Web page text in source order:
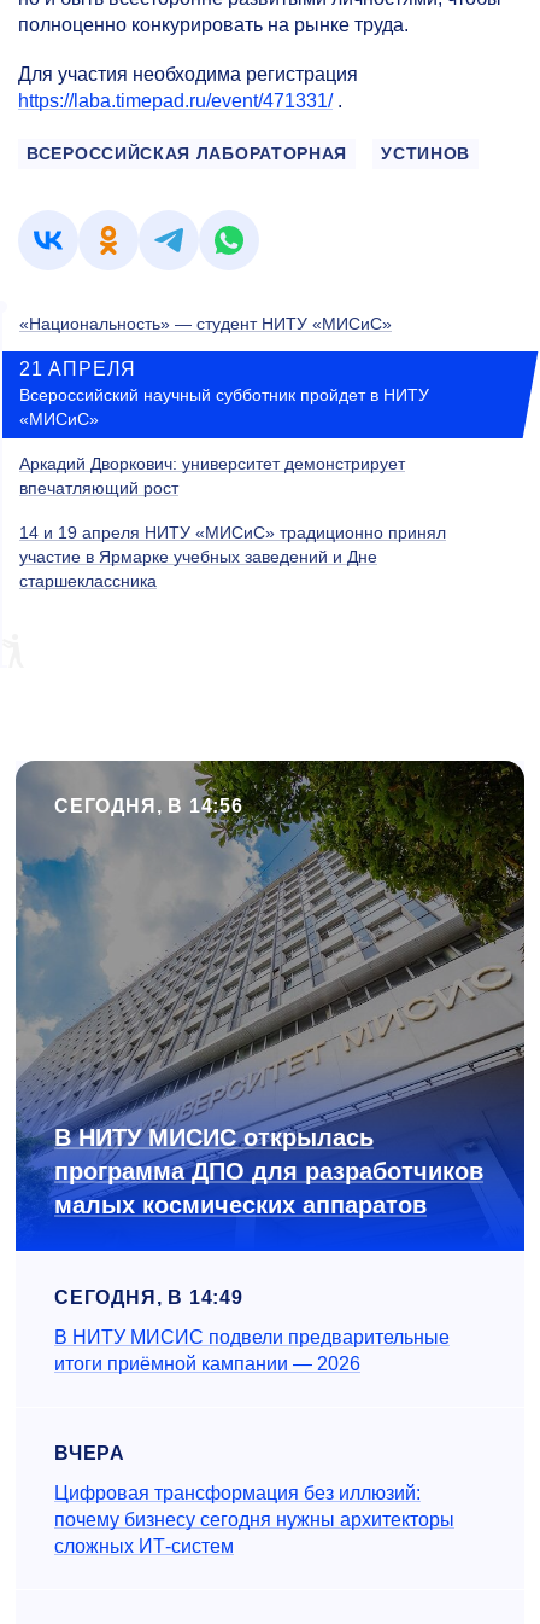
полноценно конкурировать на рынке труда.
Для участия необходима регистрация
https://laba.timepad.ru/event/471331/.
ВСЕРОССИЙСКАЯ ЛАБОРАТОРНАЯ УСТИНОВ
«Национальность» — студент НИТУ «МИСиС»
21 АПРЕЛЯ
Всероссийский научный субботник пройдет в НИТУ
«МИСиС»
Аркадий Дворкович: университет демонстрирует
впечатляющий рост
14 и 19 апреля НИТУ «МИСиС» традиционно принял
участие в Ярмарке учебных заведений и Дне
старшеклассника
СЕГОДНЯ, В 14:56
В НИТУ МИСИС открылась
программа ДПО для разработчиков
малых космических аппаратов
СЕГОДНЯ, В 14:49
В НИТУ МИСИС подвели предварительные
итоги приёмной кампании — 2026
ВЧЕРА
Цифровая трансформация без иллюзий:
почему бизнесу сегодня нужны архитекторы
сложных ИТ-систем